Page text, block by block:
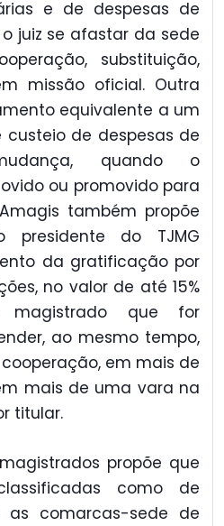
e de despesas de
juiz se afastar da sede
substituição,
missão oficial. Outra
equivalente a um
de despesas de
quando o
ou promovido para
também propõe
presidente do TJMG
da gratificação por
no valor de até 15%
magistrado que for
ao mesmo tempo,
em mais de
mais de uma vara na
titular.
propõe que
como de
as comarcas-sede de